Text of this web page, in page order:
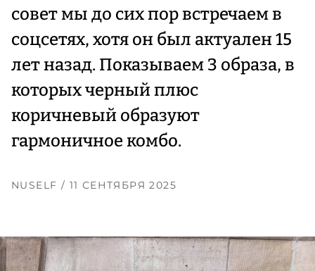
совет мы до сих пор встречаем в
соцсетях, хотя он был актуален 15
лет назад. Показываем 3 образа, в
которых черный плюс
коричневый образуют
гармоничное комбо.
NUSELF / 11 СЕНТЯБРЯ 2025